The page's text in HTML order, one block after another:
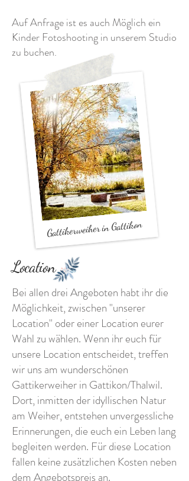
Auf Anfrage ist es auch Möglich ein
Kinder Fotoshooting in unserem Studio
zu buchen.
Gattikerweiher in Gattikon
Location
Bei allen drei Angeboten habt ihr die
Möglichkeit, zwischen "unserer
Location" oder einer Location eurer
Wahl zu wählen. Wenn ihr euch für
unsere Location entscheidet, treffen
wir uns am wunderschönen
Gattikerweiher in Gattikon/Thalwil.
Dort, inmitten der idyllischen Natur
am Weiher, entstehen unvergessliche
Erinnerungen, die euch ein Leben lang
begleiten werden. Für diese Location
fallen keine zusätzlichen Kosten neben
dem Angebotspreis an.